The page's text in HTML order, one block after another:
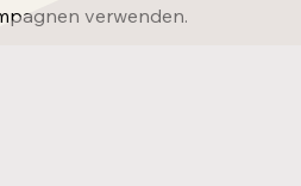
verwenden.